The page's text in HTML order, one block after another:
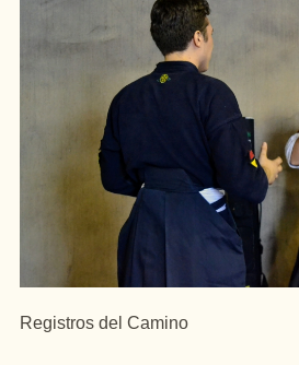
Registros del Camino